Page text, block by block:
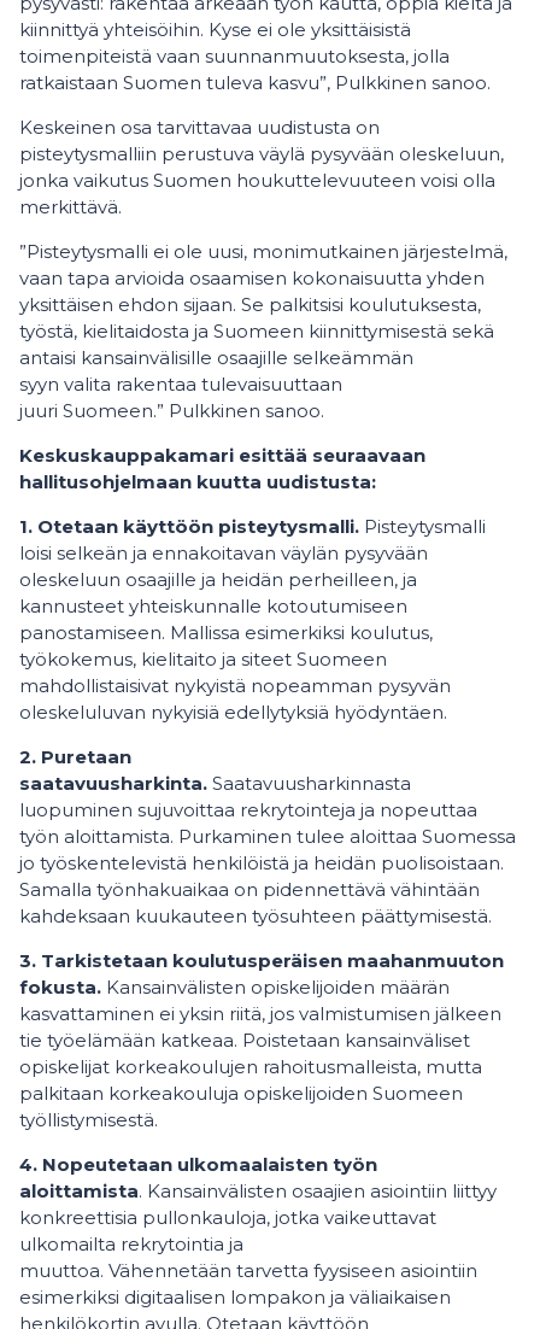
kiinnittyä yhteisöihin. Kyse ei ole yksittäisistä
toimenpiteistä vaan suunnanmuutoksesta, jolla
ratkaistaan Suomen tuleva kasvu”, Pulkkinen sanoo.
Keskeinen osa tarvittavaa uudistusta on
pisteytysmalliin perustuva väylä pysyvään oleskeluun,
jonka vaikutus Suomen houkuttelevuuteen voisi olla
merkittävä.
”Pisteytysmalli ei ole uusi, monimutkainen järjestelmä,
vaan tapa arvioida osaamisen kokonaisuutta yhden
yksittäisen ehdon sijaan. Se palkitsisi koulutuksesta,
työstä, kielitaidosta ja Suomeen kiinnittymisestä sekä
antaisi kansainvälisille osaajille selkeämmän
syyn valita rakentaa tulevaisuuttaan
juuri Suomeen.” Pulkkinen sanoo.
Keskuskauppakamari esittää seuraavaan
hallitusohjelmaan kuutta uudistusta:
1. Otetaan käyttöön pisteytysmalli. Pisteytysmalli
loisi selkeän ja ennakoitavan väylän pysyvään
oleskeluun osaajille ja heidän perheilleen, ja
kannusteet yhteiskunnalle kotoutumiseen
panostamiseen. Mallissa esimerkiksi koulutus,
työkokemus, kielitaito ja siteet Suomeen
mahdollistaisivat nykyistä nopeamman pysyvän
oleskeluluvan nykyisiä edellytyksiä hyödyntäen.
2. Puretaan
saatavuusharkinta. Saatavuusharkinnasta
luopuminen sujuvoittaa rekrytointeja ja nopeuttaa
työn aloittamista. Purkaminen tulee aloittaa Suomessa
jo työskentelevistä henkilöistä ja heidän puolisoistaan.
Samalla työnhakuaikaa on pidennettävä vähintään
kahdeksaan kuukauteen työsuhteen päättymisestä.
3. Tarkistetaan koulutusperäisen maahanmuuton
fokusta. Kansainvälisten opiskelijoiden määrän
kasvattaminen ei yksin riitä, jos valmistumisen jälkeen
tie työelämään katkeaa. Poistetaan kansainväliset
opiskelijat korkeakoulujen rahoitusmalleista, mutta
palkitaan korkeakouluja opiskelijoiden Suomeen
työllistymisestä.
4. Nopeutetaan ulkomaalaisten työn
aloittamista. Kansainvälisten osaajien asiointiin liittyy
konkreettisia pullonkauloja, jotka vaikeuttavat
ulkomailta rekrytointia ja
muuttoa. Vähennetään tarvetta fyysiseen asiointiin
esimerkiksi digitaalisen lompakon ja väliaikaisen
henkilökortin avulla. Otetaan käyttöön